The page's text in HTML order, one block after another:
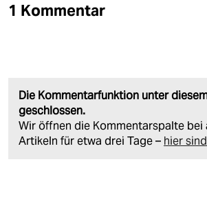
1 Kommentar
Die Kommentarfunktion unter
geschlossen.
Wir öffnen die Kommentarspalte bei
Artikeln für etwa drei Tage – hier